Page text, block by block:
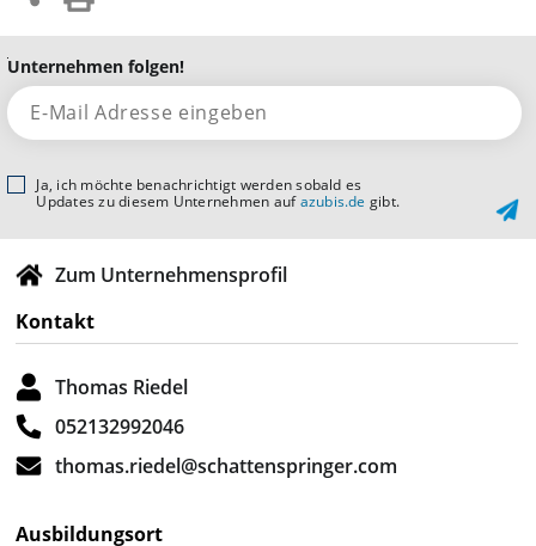
Unternehmen folgen!
Ja, ich möchte benachrichtigt werden sobald es
Updates zu diesem Unternehmen aufazubis.de gibt.
Zum Unternehmensprofil
Kontakt
Thomas Riedel
052132992046
thomas.riedel@schattenspringer.com
Ausbildungsort